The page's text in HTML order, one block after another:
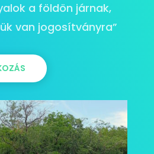
a földön járnak,
van jogosítványra”